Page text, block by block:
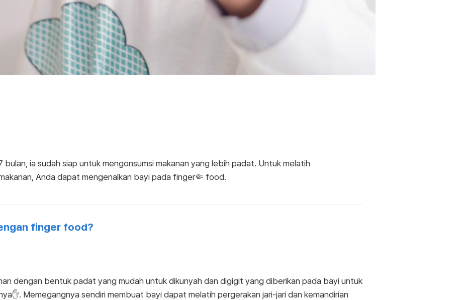
bulan, ia sudah siap untuk mengonsumsi makanan yang lebih padat. Untuk melatih
Anda dapat mengenalkan bayi pada finger🤏 food.
finger food?
dengan bentuk padat yang mudah untuk dikunyah dan digigit yang diberikan pada bayi untuk
Memegangnya sendiri membuat bayi dapat melatih pergerakan jari-jari dan kemandirian